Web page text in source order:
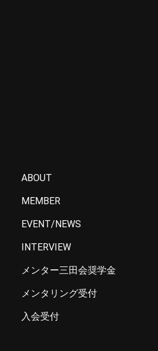
ABOUT
MEMBER
EVENT/NEWS
INTERVIEW
メンター三田会奨学金
メンタリング受付
入会受付